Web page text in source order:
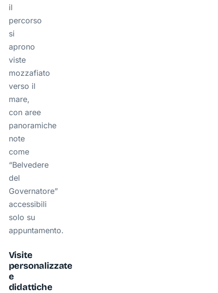
il
percorso
si
aprono
viste
mozzafiato
verso il
mare,
con aree
panoramiche
note
come
“Belvedere
del
Governatore”
accessibili
solo su
appuntamento.
Visite
personalizzate
e
didattiche